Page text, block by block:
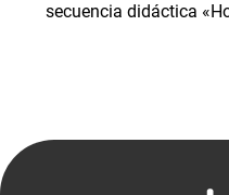
secuencia didáctica